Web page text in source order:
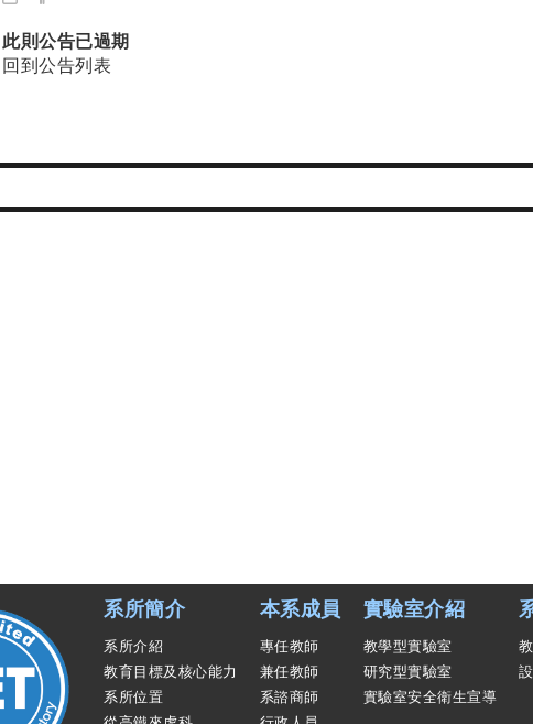
此則公告已過期
回到公告列表
系所簡介
系所介紹
教育目標及核心能力
系所位置
本系成員
專任教師
兼任教師
系諮商師
實驗室介紹
教學型實驗室
研究型實驗室
實驗室安全衛生宣導